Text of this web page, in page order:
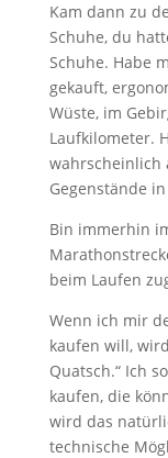
Kam dann zu
Schuhe, du
Schuhe. Habe
gekauft,
Wüste, im
Laufkilometer.
wahrscheinlich
Gegenstände
Bin immerhin
beim Laufen
Wenn ich mir
kaufen will,
Quatsch.“ Ich
kaufen, die
wird das
technische